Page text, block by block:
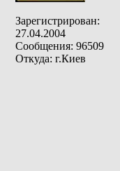
Зарегистрирован:
27.04.2004
Сообщения: 96509
Откуда: г.Киев